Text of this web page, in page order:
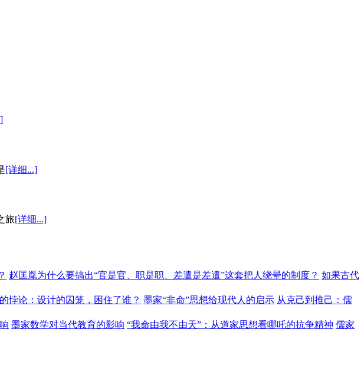
[详细...]
旅[详细...]
赵匡胤为什么要搞出“官是官、职是职、差遣是差遣”这套把人绕晕的制度？ 如果古代
悖论：设计的囚笼，困住了谁？ 墨家“非命”思想给现代人的启示 从克己到推己：儒
墨家数学对当代教育的影响 “我命由我不由天”：从道家思想看哪吒的抗争精神 儒家